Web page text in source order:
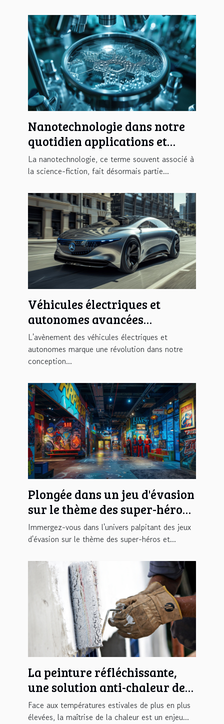
Nanotechnologie dans notre
quotidien applications et
implications futures
La nanotechnologie, ce terme souvent associé à
la science-fiction, fait désormais partie...
Véhicules électriques et
autonomes avancées
technologiques et défis
d'intégration urbaine
L'avènement des véhicules électriques et
autonomes marque une révolution dans notre
conception...
Plongée dans un jeu d'évasion
sur le thème des super-héros :
une aventure urbaine
Immergez-vous dans l'univers palpitant des jeux
d'évasion sur le thème des super-héros et...
La peinture réfléchissante,
une solution anti-chaleur de
pointe à tester en 2025 !
Face aux températures estivales de plus en plus
élevées, la maîtrise de la chaleur est un enjeu...